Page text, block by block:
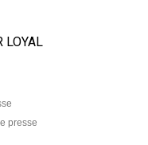
LOYAL
presse